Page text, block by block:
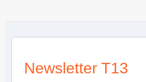
Newsletter T13